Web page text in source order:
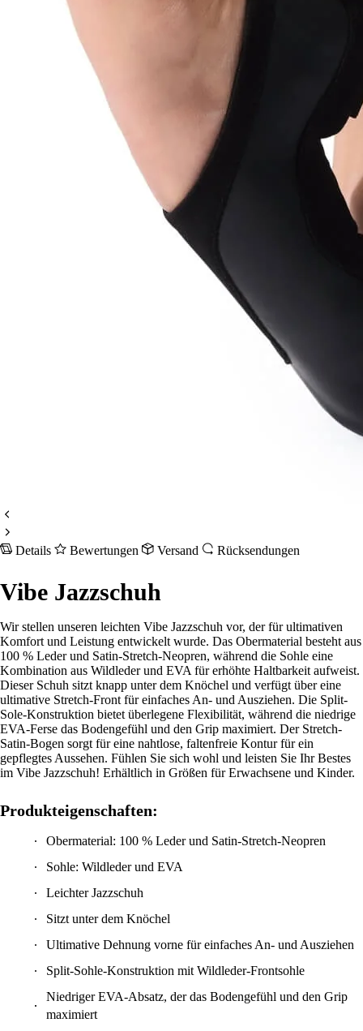
Details Bewertungen Versand Rücksendungen
Vibe Jazzschuh
Wir stellen unseren leichten Vibe Jazzschuh vor, der für ultimativen
Komfort und Leistung entwickelt wurde. Das Obermaterial besteht aus
100 % Leder und Satin-Stretch-Neopren, während die Sohle eine
Kombination aus Wildleder und EVA für erhöhte Haltbarkeit aufweist.
Dieser Schuh sitzt knapp unter dem Knöchel und verfügt über eine
ultimative Stretch-Front für einfaches An- und Ausziehen. Die Split-
Sole-Konstruktion bietet überlegene Flexibilität, während die niedrige
EVA-Ferse das Bodengefühl und den Grip maximiert. Der Stretch-
Satin-Bogen sorgt für eine nahtlose, faltenfreie Kontur für ein
gepflegtes Aussehen. Fühlen Sie sich wohl und leisten Sie Ihr Bestes
im Vibe Jazzschuh! Erhältlich in Größen für Erwachsene und Kinder.
Produkteigenschaften:
Obermaterial: 100 % Leder und Satin-Stretch-Neopren
Sohle: Wildleder und EVA
Leichter Jazzschuh
Sitzt unter dem Knöchel
Ultimative Dehnung vorne für einfaches An- und Ausziehen
Split-Sohle-Konstruktion mit Wildleder-Frontsohle
Niedriger EVA-Absatz, der das Bodengefühl und den Grip
maximiert